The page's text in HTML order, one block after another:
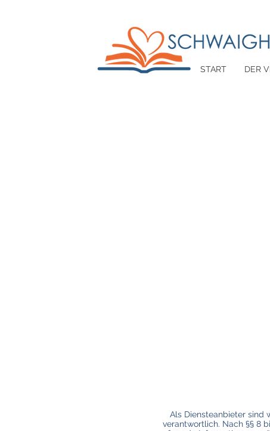
Als Diensteanbieter sind
verantwortlich. Nach §§ 8
START DER